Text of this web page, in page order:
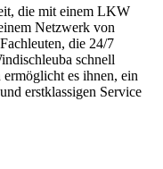
die mit einem LKW
Netzwerk von
die 24/7
schnell
es ihnen, ein
erstklassigen Service